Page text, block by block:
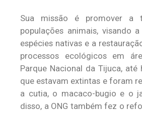
Sua missão é promover a
populações animais, visando
espécies nativas e a
processos ecológicos em
Parque Nacional da Tijuca, até
que estavam extintas e foram
a cutia, o macaco-bugio e o
disso, a ONG também fez o